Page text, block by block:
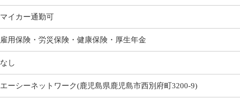
マイカー通勤可
雇用保険・労災保険・健康保険・厚生年金
なし
エーシーネットワーク(鹿児島県鹿児島市西別府町3200-9)